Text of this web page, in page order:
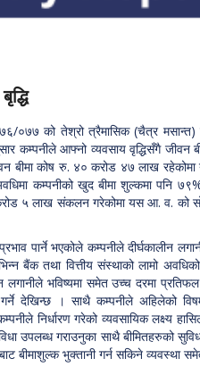
०७७ को तेश्रो त्रैमासिक (चैत्र मसान्त)
कम्पनीले आफ्नो व्यवसाय वृद्धिसँगै जीवन
बीमा कोष रु. ४० करोड ४७ लाख
कम्पनीको खुद बीमा शुल्कमा पनि
५ लाख संकलन गरेकोमा यस आ. व. को
पार्ने भएकोले कम्पनीले दीर्घकालीन
बैंक तथा वित्तीय संस्थाको लामो
भविष्यमा समेत उच्च दरमा
गर्ने देखिन्छ । साथै कम्पनीले अहिलेको
निर्धारण गरेको व्यवसायिक लक्ष्य
उपलब्ध गराउनुका साथै बीमितहरुको
भुक्तानी गर्न सकिने व्यवस्था